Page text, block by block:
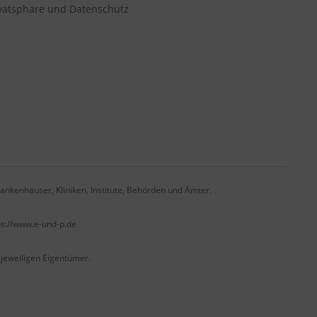
und Datenschutz
Kliniken, Institute, Behörden und Ämter.
www.e-und-p.de
Eigentümer.